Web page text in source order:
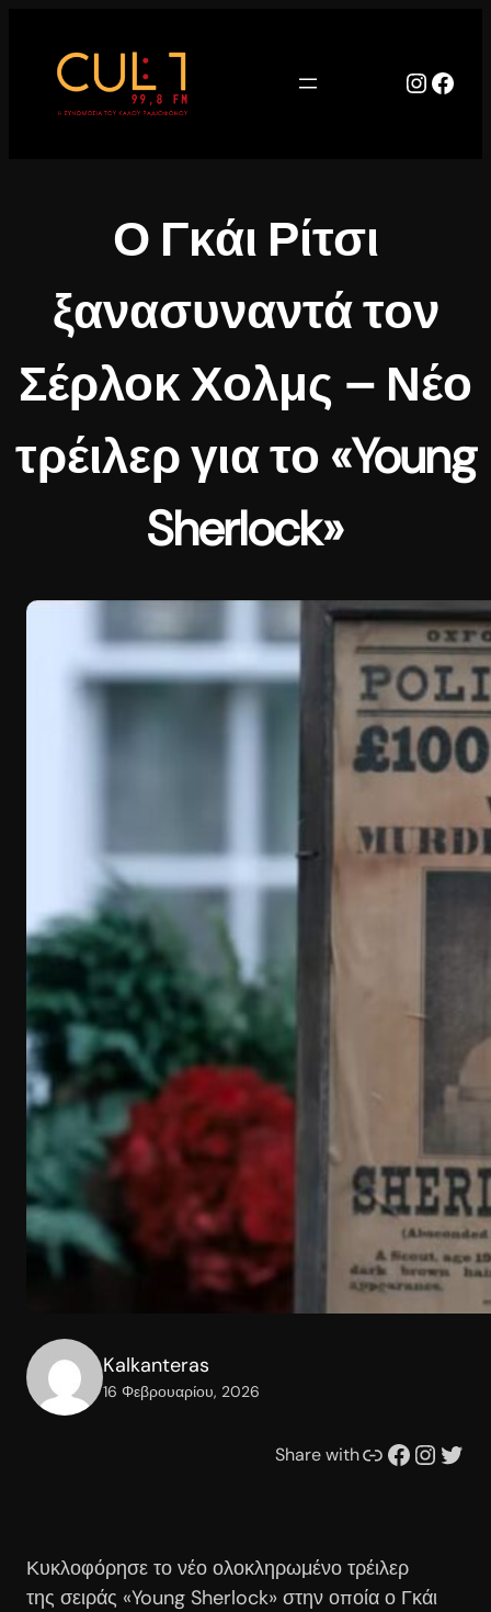
περιεχόμενο
Ο Γκάι Ρίτσι
ξανασυναντά τον
Σέρλοκ Χολμς – Νέο
τρέιλερ για το «Young
Sherlock»
Kalkanteras
16 Φεβρουαρίου, 2026
Share withΣυνδέσμου Facebook Instagram Twitter
Κυκλοφόρησε το νέο ολοκληρωμένο τρέιλερ
της σειράς «Young Sherlock» στην οποία ο Γκάι